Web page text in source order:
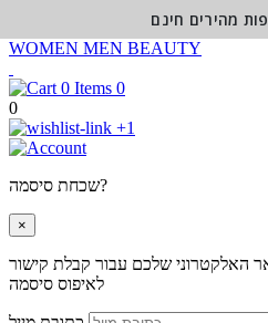
WOMEN MEN BEAUTY
0
0
+1
שכחת סיסמה?
×
האלקטרוני שלכם עבור קבלת קישור
לאיפוס סיסמה
מהירים חינם